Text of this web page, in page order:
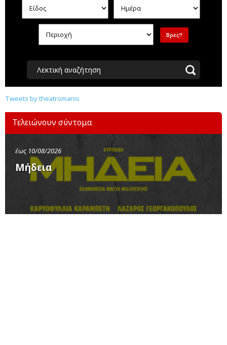
Λεκτική αναζήτηση
Tweets by theatromanis
Τελειώνουν σύντομα
έως 10/08/2026
Μήδεια